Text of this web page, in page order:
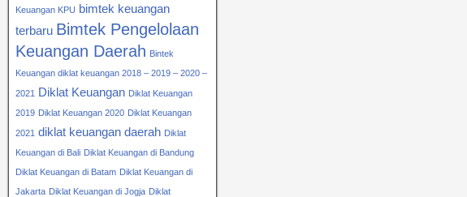
Keuangan KPU bimtek keuangan
terbaru Bimtek Pengelolaan
Keuangan Daerah Bintek
Keuangan diklat keuangan 2018 – 2019 – 2020 –
2021 Diklat Keuangan Diklat Keuangan
2019 Diklat Keuangan 2020 Diklat Keuangan
2021 diklat keuangan daerah Diklat
Keuangan di Bali Diklat Keuangan di Bandung
Diklat Keuangan di Batam Diklat Keuangan di
Jakarta Diklat Keuangan di Jogja Diklat